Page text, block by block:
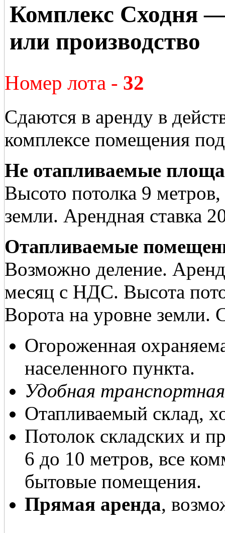
Комплекс Сходня
или производство
Номер лота - 32
Сдаются в аренду в
комплексе помещения
Не отапливаемые
Высото потолка 9
земли. Арендная ставка
Отапливаемые
Возможно деление.
месяц с НДС. Высота
Ворота на уровне земли.
Огороженная
населенного пункта.
Удобная
Отапливаемый склад,
Потолок складских и
6 до 10 метров, все
бытовые помещения.
Прямая аренда,